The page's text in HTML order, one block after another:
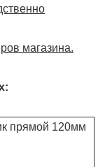
магазина.
прямой 120мм